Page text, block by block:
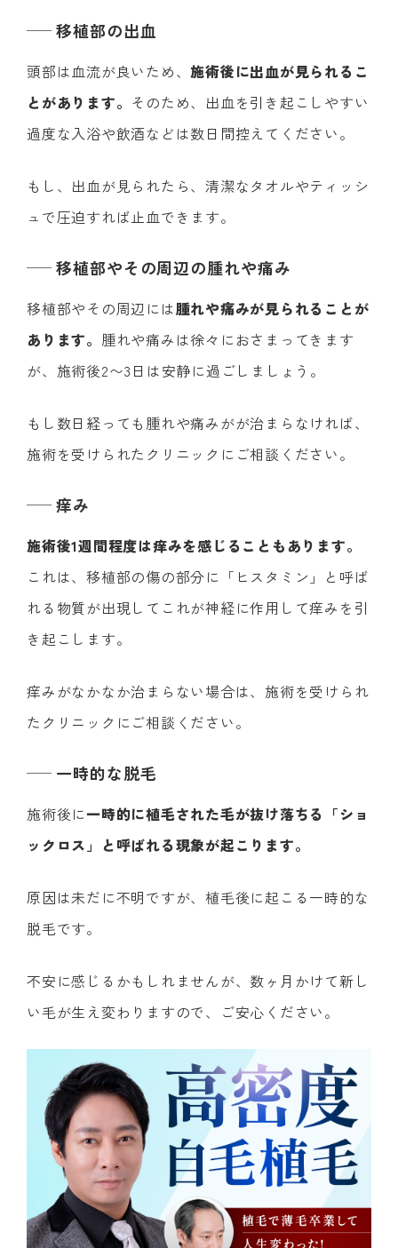
移植部の出血
頭部は血流が良いため、施術後に出血が見られるこ
とがあります。 そのため、出血を引き起こしやすい
過度な入浴や飲酒などは数日間控えてください。
もし、出血が見られたら、清潔なタオルやティッシ
ュで圧迫すれば止血できます。
移植部やその周辺の腫れや痛み
移植部やその周辺には腫れや痛みが見られることが
あります。 腫れや痛みは徐々におさまってきます
が、施術後2〜3日は安静に過ごしましょう。
もし数日経っても腫れや痛みがが治まらなければ、
施術を受けられたクリニックにご相談ください。
痒み
施術後1週間程度は痒みを感じることもあります。
これは、移植部の傷の部分に「ヒスタミン」と呼ば
れる物質が出現してこれが神経に作用して痒みを引
き起こします。
痒みがなかなか治まらない場合は、施術を受けられ
たクリニックにご相談ください。
一時的な脱毛
施術後に一時的に植毛された毛が抜け落ちる「ショ
ックロス」と呼ばれる現象が起こります。
原因は未だに不明ですが、植毛後に起こる一時的な
脱毛です。
不安に感じるかもしれませんが、数ヶ月かけて新し
い毛が生え変わりますので、ご安心ください。